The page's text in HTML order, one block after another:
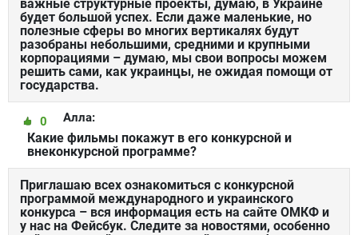
важные структурные проекты, думаю, в Украине
будет большой успех. Если даже маленькие, но
полезные сферы во многих вертикалях будут
разобраны небольшими, средними и крупными
корпорациями – думаю, мы свои вопросы можем
решить сами, как украинцы, не ожидая помощи от
государства.
Алла:
0
Какие фильмы покажут в его конкурсной и
внеконкурсной программе?
Приглашаю всех ознакомиться с конкурсной
программой международного и украинского
конкурса – вся информация есть на сайте ОМКФ и
у нас на Фейсбук. Следите за новостями, особенно